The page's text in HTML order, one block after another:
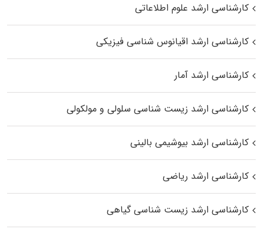
کارشناسی ارشد علوم اطلاعاتی
کارشناسی ارشد اقیانوس‌ شناسی فیزیکی
کارشناسی ارشد آمار
کارشناسی ارشد زیست شناسی سلولی و مولکولی
کارشناسی ارشد بیوشیمی بالینی
کارشناسی ارشد ریاضی
کارشناسی ارشد زیست‌ شناسی گیاهی